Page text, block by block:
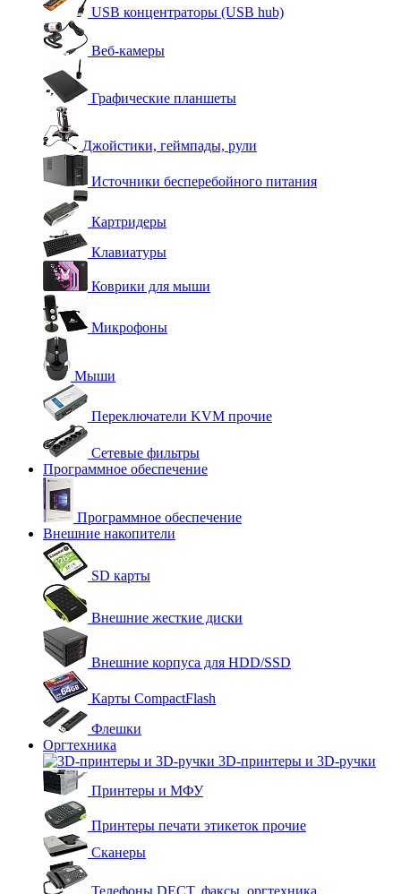
USB концентраторы (USB hub)
Веб-камеры
Графические планшеты
Джойстики, геймпады, рули
Источники бесперебойного питания
Картридеры
Клавиатуры
Коврики для мыши
Микрофоны
Мыши
Переключатели KVM прочие
Сетевые фильтры
Программное обеспечение
Программное обеспечение
Внешние накопители
SD карты
Внешние жесткие диски
Внешние корпуса для HDD/SSD
Карты CompactFlash
Флешки
Оргтехника
3D-принтеры и 3D-ручки
Принтеры и МФУ
Принтеры печати этикеток прочие
Сканеры
Телефоны DECT, факсы, оргтехника